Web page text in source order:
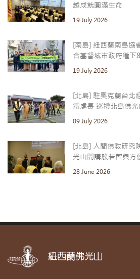
越成就圓滿生命
19 July 2026
[南島] 紐西蘭南島協
合基督城市政府種下
19 July 2026
[北島] 駐奧克蘭台北
富處長 巡禮北島佛
09 July 2026
[北島] 人間佛教研究
光山開講般若智與方
28 June 2026
紐西蘭佛光山